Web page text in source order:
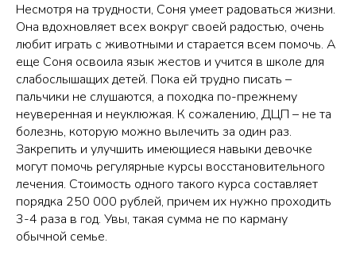
Несмотря на трудности, Соня умеет радоваться жизни.
Она вдохновляет всех вокруг своей радостью, очень
любит играть с животными и старается всем помочь. А
еще Соня освоила язык жестов и учится в школе для
слабослышащих детей. Пока ей трудно писать –
пальчики не слушаются, а походка по-прежнему
неуверенная и неуклюжая. К сожалению, ДЦП – не та
болезнь, которую можно вылечить за один раз.
Закрепить и улучшить имеющиеся навыки девочке
могут помочь регулярные курсы восстановительного
лечения. Стоимость одного такого курса составляет
порядка 250 000 рублей, причем их нужно проходить
3-4 раза в год. Увы, такая сумма не по карману
обычной семье.